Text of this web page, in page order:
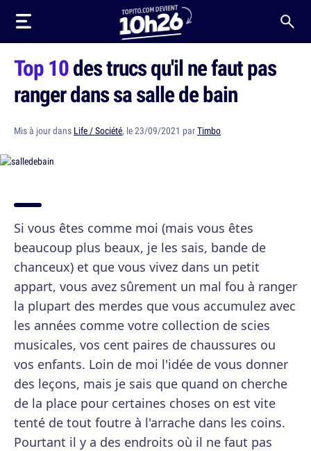
Top 10des trucs qu'il ne faut pas
ranger dans sa salle de bain
Mis à jour dans Life / Société, le 23/09/2021 parTimbo
Si vous êtes comme moi (mais vous êtes
beaucoup plus beaux, je les sais, bande de
chanceux) et que vous vivez dans un petit
appart, vous avez sûrement un mal fou à ranger
la plupart des merdes que vous accumulez avec
les années comme votre collection de scies
musicales, vos cent paires de chaussures ou
vos enfants. Loin de moi l'idée de vous donner
des leçons, mais je sais que quand on cherche
de la place pour certaines choses on est vite
tenté de tout foutre à l'arrache dans les coins.
Pourtant il y a des endroits où il ne faut pas